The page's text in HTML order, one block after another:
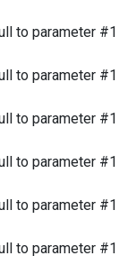
to parameter
to parameter
to parameter
to parameter
to parameter
to parameter